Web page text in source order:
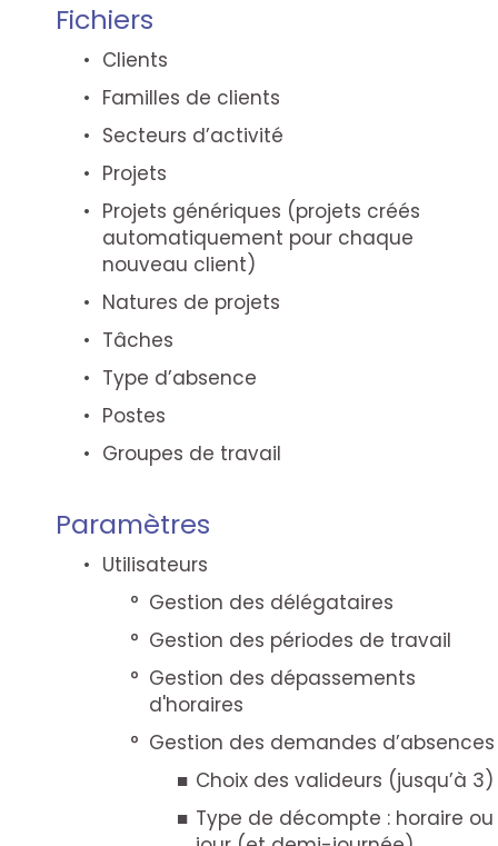
Fichiers
Clients
Familles de clients
Secteurs d’activité
Projets
Projets génériques (projets créés
automatiquement pour chaque
nouveau client)
Natures de projets
Tâches
Type d’absence
Postes
Groupes de travail
Paramètres
Utilisateurs
Gestion des délégataires
Gestion des périodes de travail
Gestion des dépassements
d'horaires
Gestion des demandes d’absences
Choix des valideurs (jusqu’à 3)
Type de décompte : horaire ou